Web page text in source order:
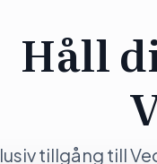
Håll
tillgång till